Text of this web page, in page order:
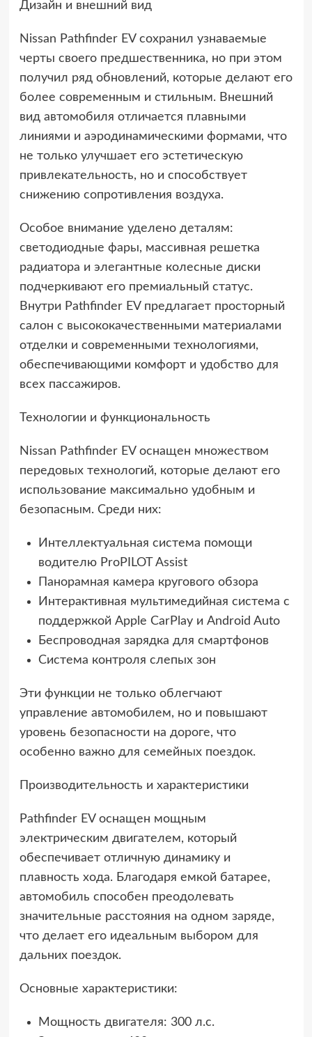
Дизайн и внешний вид
Nissan Pathfinder EV сохранил узнаваемые
черты своего предшественника, но при этом
получил ряд обновлений, которые делают его
более современным и стильным. Внешний
вид автомобиля отличается плавными
линиями и аэродинамическими формами, что
не только улучшает его эстетическую
привлекательность, но и способствует
снижению сопротивления воздуха.
Особое внимание уделено деталям:
светодиодные фары, массивная решетка
радиатора и элегантные колесные диски
подчеркивают его премиальный статус.
Внутри Pathfinder EV предлагает просторный
салон с высококачественными материалами
отделки и современными технологиями,
обеспечивающими комфорт и удобство для
всех пассажиров.
Технологии и функциональность
Nissan Pathfinder EV оснащен множеством
передовых технологий, которые делают его
использование максимально удобным и
безопасным. Среди них:
Интеллектуальная система помощи
водителю ProPILOT Assist
Панорамная камера кругового обзора
Интерактивная мультимедийная система с
поддержкой Apple CarPlay и Android Auto
Беспроводная зарядка для смартфонов
Система контроля слепых зон
Эти функции не только облегчают
управление автомобилем, но и повышают
уровень безопасности на дороге, что
особенно важно для семейных поездок.
Производительность и характеристики
Pathfinder EV оснащен мощным
электрическим двигателем, который
обеспечивает отличную динамику и
плавность хода. Благодаря емкой батарее,
автомобиль способен преодолевать
значительные расстояния на одном заряде,
что делает его идеальным выбором для
дальних поездок.
Основные характеристики:
Мощность двигателя: 300 л.с.